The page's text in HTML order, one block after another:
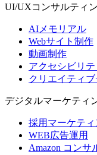
UI/UXコンサルティ
AIメモリアル
Webサイト制作
動画制作
アクセシビリテ
クリエイティ
デジタルマーケティ
採用マーケテ
WEB広告運用
Amazon コンサ